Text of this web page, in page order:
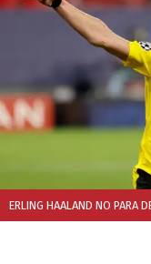
ERLING HAALAND NO PARA